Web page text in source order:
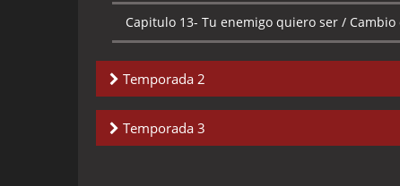
Capitulo 13- Tu enemigo quiero ser /
Temporada 2
Capitulo 1-
Temporada 3